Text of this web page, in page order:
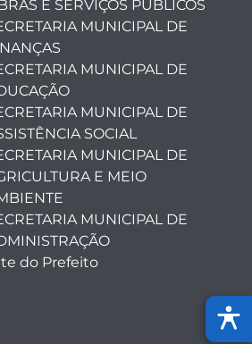
E SERVIÇOS PÚBLICOS
MUNICIPAL DE
MUNICIPAL DE
MUNICIPAL DE
SOCIAL
MUNICIPAL DE
E MEIO
MUNICIPAL DE
do Prefeito